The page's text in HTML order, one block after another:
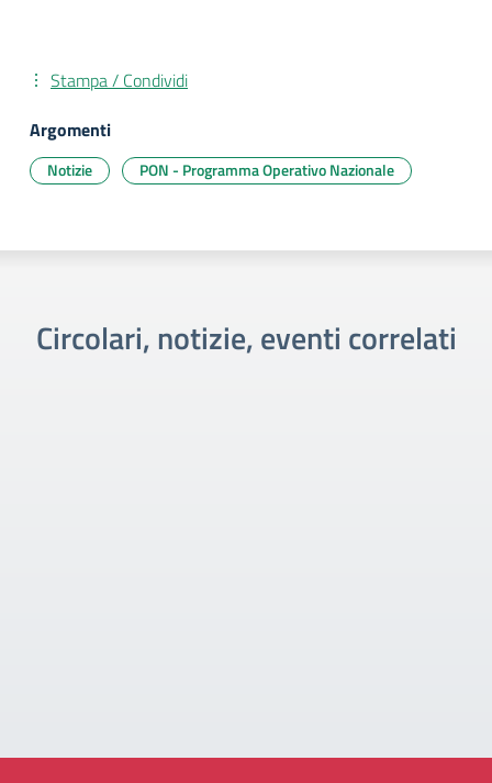
Stampa / Condividi
Argomenti
Notizie PON - Programma Operativo Nazionale
Circolari, notizie, eventi correlati